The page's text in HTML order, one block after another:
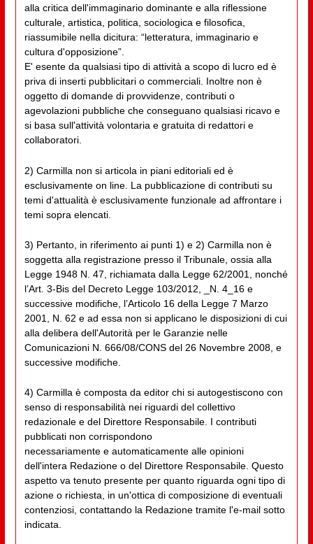
alla critica dell'immaginario dominante e alla riflessione
culturale, artistica, politica, sociologica e filosofica,
riassumibile nella dicitura: “letteratura, immaginario e
cultura d'opposizione”.
E' esente da qualsiasi tipo di attività a scopo di lucro ed è
priva di inserti pubblicitari o commerciali. Inoltre non è
oggetto di domande di provvidenze, contributi o
agevolazioni pubbliche che conseguano qualsiasi ricavo e
si basa sull'attività volontaria e gratuita di redattori e
collaboratori.
2) Carmilla non si articola in piani editoriali ed è
esclusivamente on line. La pubblicazione di contributi su
temi d'attualità è esclusivamente funzionale ad affrontare i
temi sopra elencati.
3) Pertanto, in riferimento ai punti 1) e 2) Carmilla non è
soggetta alla registrazione presso il Tribunale, ossia alla
Legge 1948 N. 47, richiamata dalla Legge 62/2001, nonché
l’Art. 3-Bis del Decreto Legge 103/2012, _N. 4_16 e
successive modifiche, l’Articolo 16 della Legge 7 Marzo
2001, N. 62 e ad essa non si applicano le disposizioni di cui
alla delibera dell'Autorità per le Garanzie nelle
Comunicazioni N. 666/08/CONS del 26 Novembre 2008, e
successive modifiche.
4) Carmilla è composta da editor chi si autogestiscono con
senso di responsabilità nei riguardi del collettivo
redazionale e del Direttore Responsabile. I contributi
pubblicati non corrispondono
necessariamente e automaticamente alle opinioni
dell'intera Redazione o del Direttore Responsabile. Questo
aspetto va tenuto presente per quanto riguarda ogni tipo di
azione o richiesta, in un'ottica di composizione di eventuali
contenziosi, contattando la Redazione tramite l'e-mail sotto
indicata.